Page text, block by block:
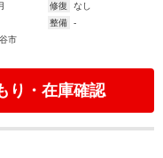
修復
なし
整備
-
市
り・在庫確認